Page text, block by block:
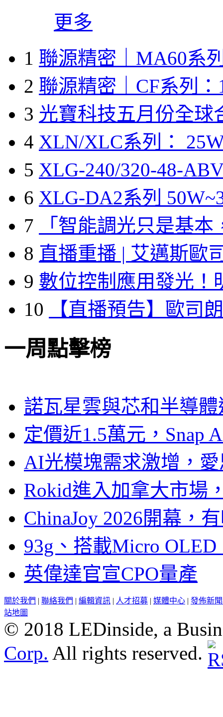
更多
1 聯源精密｜MA60系
2 聯源精密｜CF系列：
3 光寶科技五月份全球
4 XLN/XLC系列：
5 XLG-240/320-48-
6 XLG-DA2系列
7
「智能調光只是基本
8 直播重播 | 艾邁斯歐
9 數位控制應用發光！
10
【直播預告】歐司
一周點擊榜
諾瓦星雲與芯和半導
定價近1.5萬元，Snap
AI光模塊需求激增，
Rokid進入加拿大市場
ChinaJoy 2026開幕，
93g、搭載Micro
英偉達官宣CPO量產
關於我們 | 聯絡我們 | 編輯資訊 | 人才招募 | 媒體中心 | 發佈新
站地圖
© 2018 LEDinside, a
Corp. All rights reserved.